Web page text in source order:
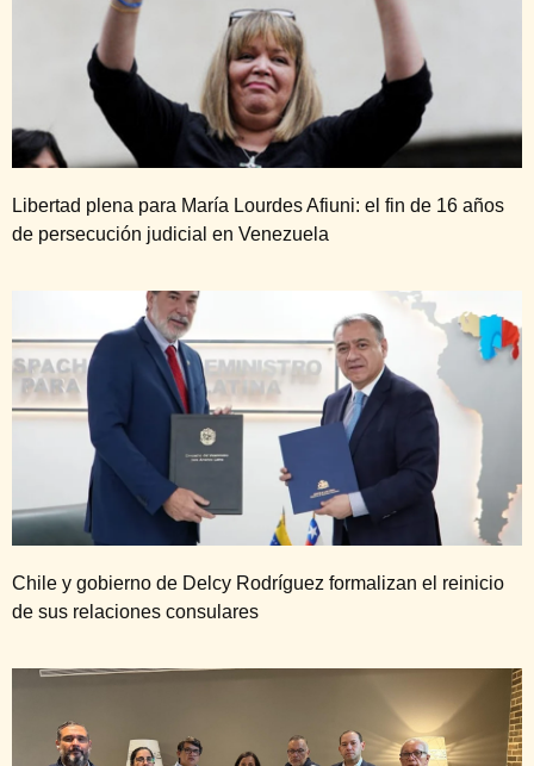
Libertad plena para María Lourdes Afiuni: el fin de 16 años
de persecución judicial en Venezuela
Chile y gobierno de Delcy Rodríguez formalizan el reinicio
de sus relaciones consulares